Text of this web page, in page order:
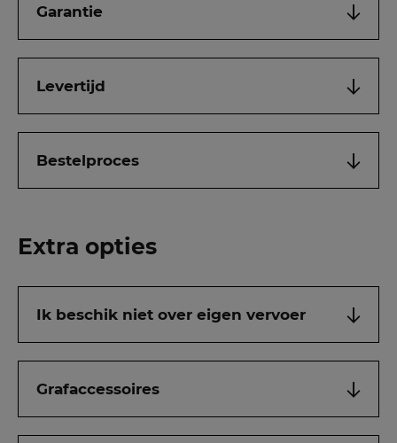
Garantie
Levertijd
Bestelproces
Extra opties
Ik beschik niet over eigen vervoer
Grafaccessoires